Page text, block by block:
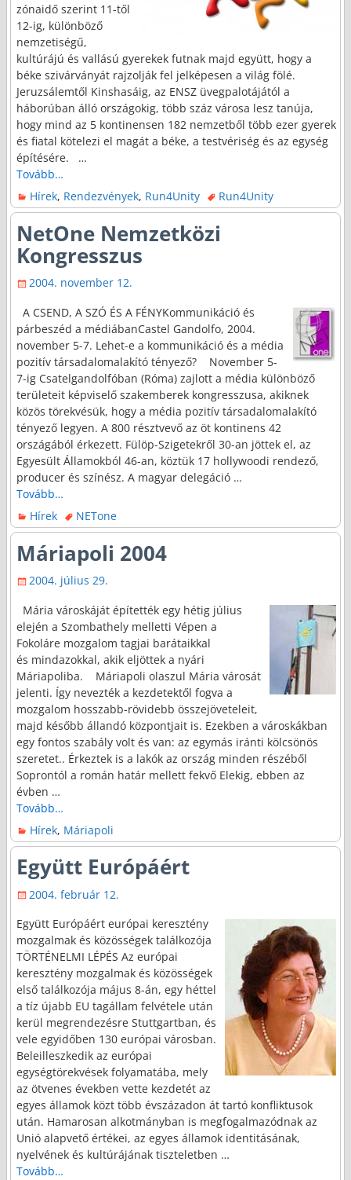
zónaidő szerint 11-től
12-ig, különböző
nemzetiségű,
kultúrájú és vallású gyerekek futnak majd együtt, hogy a
béke szivárványát rajzolják fel jelképesen a világ fölé.
Jeruzsálemtől Kinshasáig, az ENSZ üvegpalotájától a
háborúban álló országokig, több száz városa lesz tanúja,
hogy mind az 5 kontinensen 182 nemzetből több ezer gyerek
és fiatal kötelezi el magát a béke, a testvériség és az egység
építésére. …
Tovább…
Hírek, Rendezvények, Run4Unity Run4Unity
NetOne Nemzetközi
Kongresszus
2004. november 12.
A CSEND, A SZÓ ÉS A FÉNYKommunikáció és
párbeszéd a médiábanCastel Gandolfo, 2004.
november 5-7. Lehet-e a kommunikáció és a média
pozitív társadalomalakító tényező? November 5-
7-ig Csatelgandolfóban (Róma) zajlott a média különböző
területeit képviselő szakemberek kongresszusa, akiknek
közös törekvésük, hogy a média pozitív társadalomalakító
tényező legyen. A 800 résztvevő az öt kontinens 42
országából érkezett. Fülöp-Szigetekről 30-an jöttek el, az
Egyesült Államokból 46-an, köztük 17 hollywoodi rendező,
producer és színész. A magyar delegáció …
Tovább…
Hírek
NETone
Máriapoli 2004
2004. július 29.
Mária városkáját építették egy hétig július
elején a Szombathely melletti Vépen a
Fokoláre mozgalom tagjai barátaikkal
és mindazokkal, akik eljöttek a nyári
Máriapoliba. Máriapoli olaszul Mária városát
jelenti. Így nevezték a kezdetektől fogva a
mozgalom hosszabb-rövidebb összejöveteleit,
majd később állandó központjait is. Ezekben a városkákban
egy fontos szabály volt és van: az egymás iránti kölcsönös
szeretet.. Érkeztek is a lakók az ország minden részéből
Soprontól a román határ mellett fekvő Elekig, ebben az
évben …
Tovább…
Hírek, Máriapoli
Együtt Európáért
2004. február 12.
Együtt Európáért európai keresztény
mozgalmak és közösségek találkozója
TÖRTÉNELMI LÉPÉS Az európai
keresztény mozgalmak és közösségek
első találkozója május 8-án, egy héttel
a tíz újabb EU tagállam felvétele után
kerül megrendezésre Stuttgartban, és
vele egyidőben 130 európai városban.
Beleilleszkedik az európai
egységtörekvések folyamatába, mely
az ötvenes években vette kezdetét az
egyes államok közt több évszázadon át tartó konfliktusok
után. Hamarosan alkotmányban is megfogalmazódnak az
Unió alapvető értékei, az egyes államok identitásának,
nyelvének és kultúrájának tiszteletben …
Tovább…